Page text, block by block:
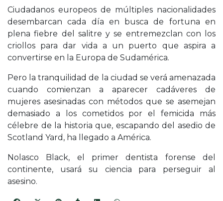
Ciudadanos europeos de múltiples nacionalidades
desembarcan cada día en busca de fortuna en
plena fiebre del salitre y se entremezclan con los
criollos para dar vida a un puerto que aspira a
convertirse en la Europa de Sudamérica.
Pero la tranquilidad de la ciudad se verá amenazada
cuando comienzan a aparecer cadáveres de
mujeres asesinadas con métodos que se asemejan
demasiado a los cometidos por el femicida más
célebre de la historia que, escapando del asedio de
Scotland Yard, ha llegado a América.
Nolasco Black, el primer dentista forense del
continente, usará su ciencia para perseguir al
asesino.